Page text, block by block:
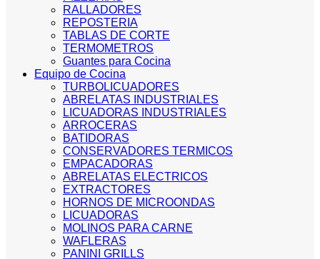
RALLADORES
REPOSTERIA
TABLAS DE CORTE
TERMOMETROS
Guantes para Cocina
Equipo de Cocina
TURBOLICUADORES
ABRELATAS INDUSTRIALES
LICUADORAS INDUSTRIALES
ARROCERAS
BATIDORAS
CONSERVADORES TERMICOS
EMPACADORAS
ABRELATAS ELECTRICOS
EXTRACTORES
HORNOS DE MICROONDAS
LICUADORAS
MOLINOS PARA CARNE
WAFLERAS
PANINI GRILLS